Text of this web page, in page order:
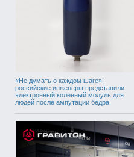
«Не думать о каждом шаге»:
российские инженеры представили
электронный коленный модуль для
людей после ампутации бедра